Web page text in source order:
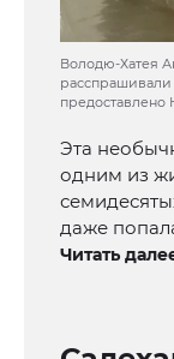
Володю-Хатея
предоставлено
Эта
одним из
даже
Читать